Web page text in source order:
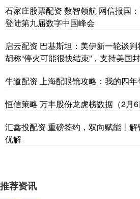
石家庄股票配资 数智领航 网信报国
登陆第九届数字中国峰会
启云配资 巴基斯坦：美伊新一轮谈
胡称“停火可能很快结束”，支持美国
牛道配资 上海配眼镜攻略：我的四
恒信策略 万丰股份龙虎榜数据（2月6
汇鑫投配资 重磅签约，双向赋能丨解
优解
推荐资讯